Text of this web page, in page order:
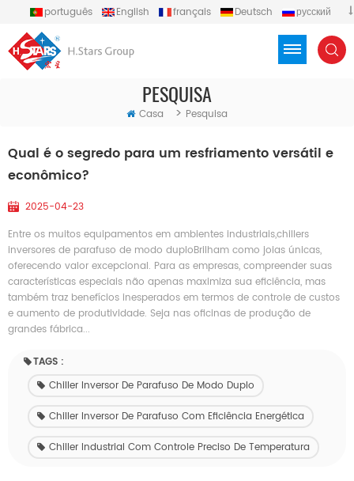
português English français Deutsch
русский
PESQUISA
Casa > Pesquisa
Qual é o segredo para um resfriamento versátil e
econômico?
2025-04-23
Entre os muitos equipamentos em ambientes industriais,chillers
inversores de parafuso de modo duploBrilham como joias únicas,
oferecendo valor excepcional. Para as empresas, compreender suas
características especiais não apenas maximiza sua eficiência, mas
também traz benefícios inesperados em termos de controle de custos
e aumento de produtividade. Seja nas oficinas de produção de
grandes fábrica...
TAGS :
Chiller Inversor De Parafuso De Modo Duplo
Chiller Inversor De Parafuso Com Eficiência Energética
Chiller Industrial Com Controle Preciso De Temperatura